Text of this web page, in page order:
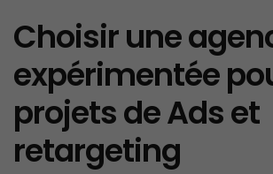
Choisir une
expérimentée
projets de Ads et
retargeting